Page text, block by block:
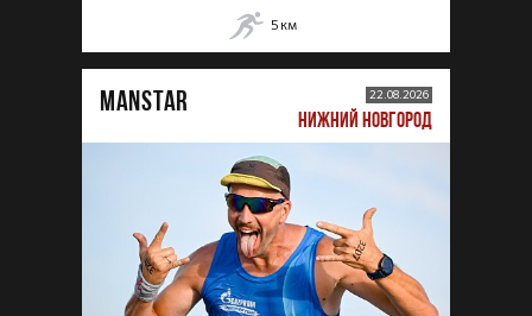
5 км
MANSTAR 22.08.2026
НИЖНИЙ НОВГОРОД